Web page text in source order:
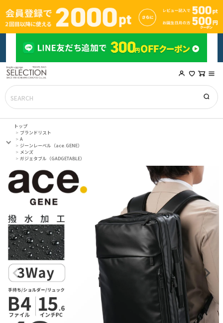
トップ
ブランドリスト
A
ジーンレーベル（ace.GENE）
メンズ
ガジェタブル（GADGETABLE）